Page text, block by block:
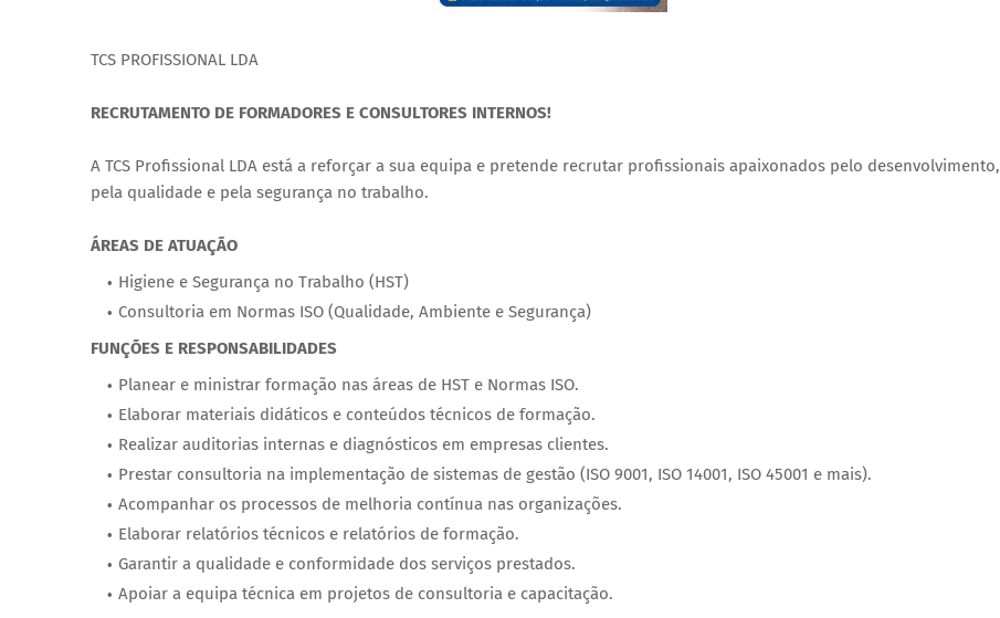
TCS PROFISSIONAL LDA
RECRUTAMENTO DE FORMADORES E CONSULTORES INTERNOS!
A TCS Profissional LDA está a reforçar a sua equipa e pretende recrutar profissionais apaixonados pelo desenvolvimento,
pela qualidade e pela segurança no trabalho.
ÁREAS DE ATUAÇÃO
Higiene e Segurança no Trabalho (HST)
Consultoria em Normas ISO (Qualidade, Ambiente e Segurança)
FUNÇÕES E RESPONSABILIDADES
Planear e ministrar formação nas áreas de HST e Normas ISO.
Elaborar materiais didáticos e conteúdos técnicos de formação.
Realizar auditorias internas e diagnósticos em empresas clientes.
Prestar consultoria na implementação de sistemas de gestão (ISO 9001, ISO 14001, ISO 45001 e mais).
Acompanhar os processos de melhoria contínua nas organizações.
Elaborar relatórios técnicos e relatórios de formação.
Garantir a qualidade e conformidade dos serviços prestados.
Apoiar a equipa técnica em projetos de consultoria e capacitação.